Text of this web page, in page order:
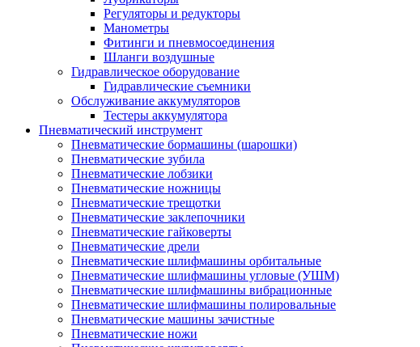
Регуляторы и редукторы
Манометры
Фитинги и пневмосоединения
Шланги воздушные
Гидравлическое оборудование
Гидравлические съемники
Обслуживание аккумуляторов
Тестеры аккумулятора
Пневматический инструмент
Пневматические бормашины (шарошки)
Пневматические зубила
Пневматические лобзики
Пневматические ножницы
Пневматические трещотки
Пневматические заклепочники
Пневматические гайковерты
Пневматические дрели
Пневматические шлифмашины орбитальные
Пневматические шлифмашины угловые (УШМ)
Пневматические шлифмашины вибрационные
Пневматические шлифмашины полировальные
Пневматические машины зачистные
Пневматические ножи